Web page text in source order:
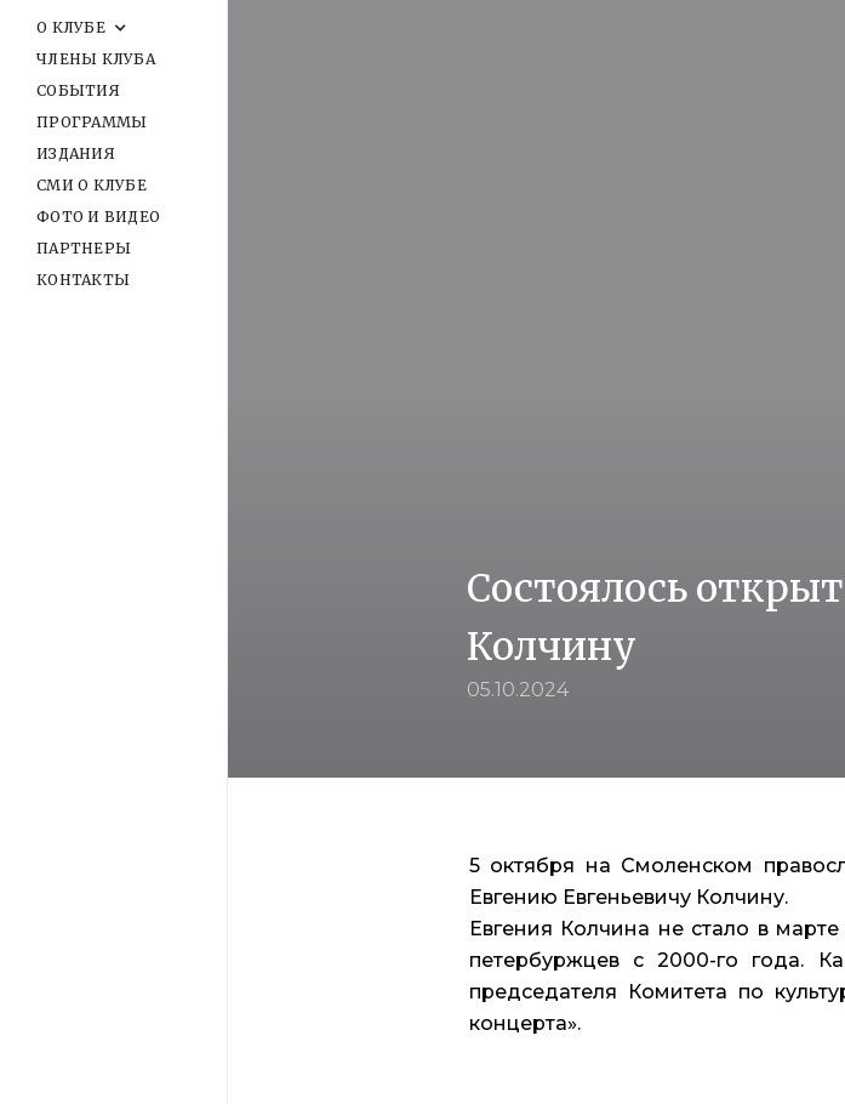
О КЛУБЕ
ЧЛЕНЫ КЛУБА
СОБЫТИЯ
ПРОГРАММЫ
ИЗДАНИЯ
СМИ О КЛУБЕ
ФОТО И ВИДЕО
ПАРТНЕРЫ
КОНТАКТЫ
Состоялось
Колчину
05.10.2024
5 октября на Смоленском
Евгению Евгеньевичу Колчину.
Евгения Колчина не стало в
петербуржцев с 2000-го года.
председателя Комитета по
концерта».